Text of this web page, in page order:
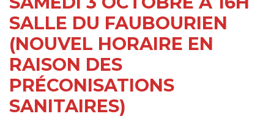
SALLE DU FAUBOURIEN
(NOUVEL HORAIRE EN
RAISON DES
PRÉCONISATIONS
SANITAIRES)